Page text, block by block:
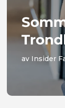
av Insider